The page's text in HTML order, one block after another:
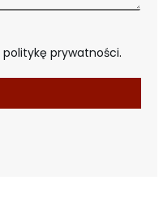
politykę prywatności.